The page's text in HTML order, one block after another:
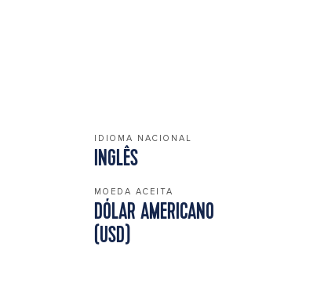
IDIOMA NACIONAL
INGLÊS
MOEDA ACEITA
DÓLAR AMERICANO
(USD)